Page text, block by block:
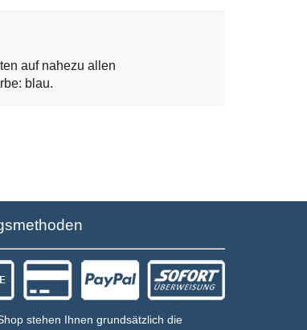
auf nahezu allen
blau.
stehen Ihnen grundsätzlich die